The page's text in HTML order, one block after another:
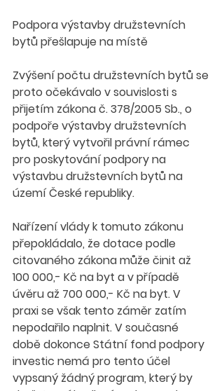
Podpora výstavby družstevních
bytů přešlapuje na místě
Zvýšení počtu družstevních bytů se
proto očekávalo v souvislosti s
přijetím zákona č. 378/2005 Sb., o
podpoře výstavby družstevních
bytů, který vytvořil právní rámec
pro poskytování podpory na
výstavbu družstevních bytů na
území České republiky.
Nařízení vlády k tomuto zákonu
přepokládalo, že dotace podle
citovaného zákona může činit až
100 000,- Kč na byt a v případě
úvěru až 700 000,- Kč na byt. V
praxi se však tento záměr zatím
nepodařilo naplnit. V současné
době dokonce Státní fond podpory
investic nemá pro tento účel
vypsaný žádný program, který by